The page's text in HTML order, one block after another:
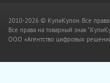
2010-2026 © КупиКупон. Все
Все права на товарный знак
OOO «Агентство цифровых